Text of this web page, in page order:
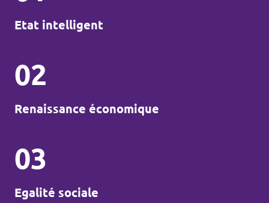
Etat intelligent
02
Renaissance économique
03
Egalité sociale